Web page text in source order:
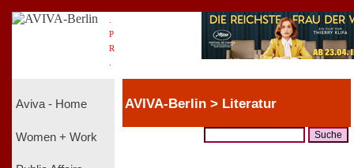
P
R
Aviva - Home
Women + Work
AVIVA-Berlin > Literatur